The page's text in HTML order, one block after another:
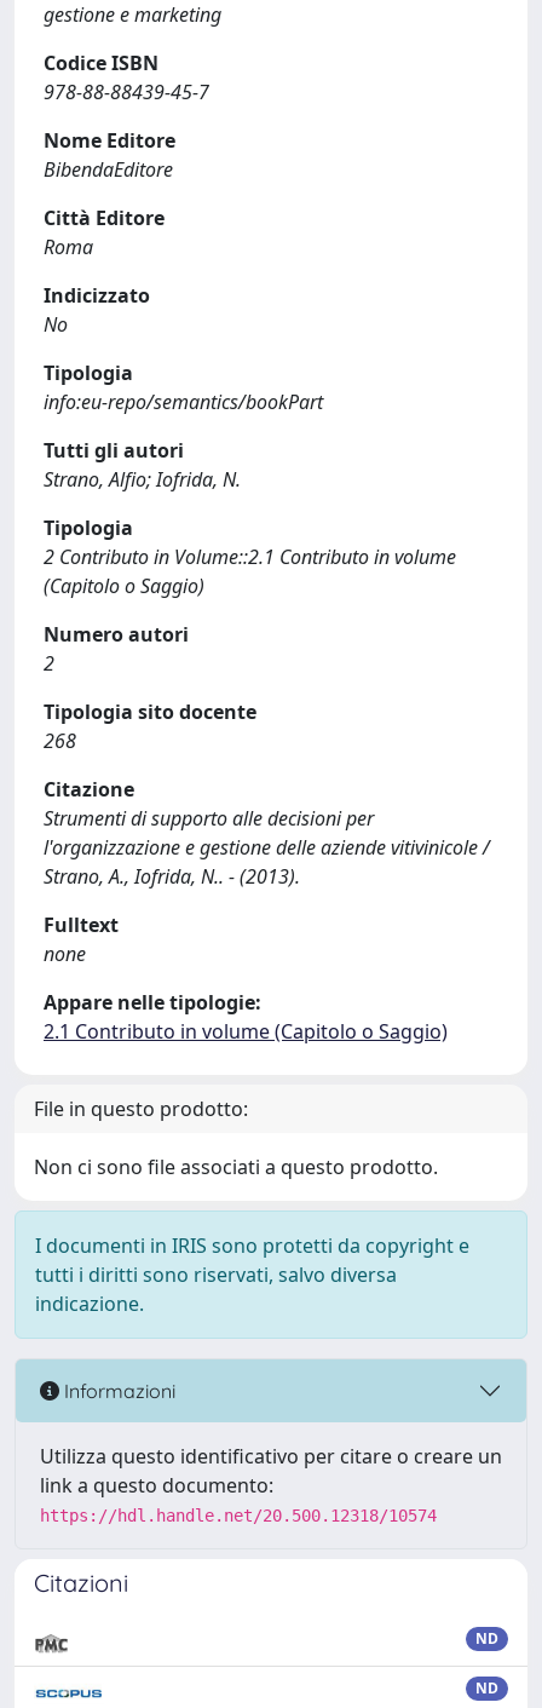
gestione e marketing
Codice ISBN
978-88-88439-45-7
Nome Editore
BibendaEditore
Città Editore
Roma
Indicizzato
No
Tipologia
info:eu-repo/semantics/bookPart
Tutti gli autori
Strano, Alfio; Iofrida, N.
Tipologia
2 Contributo in Volume::2.1 Contributo in volume
(Capitolo o Saggio)
Numero autori
2
Tipologia sito docente
268
Citazione
Strumenti di supporto alle decisioni per
l'organizzazione e gestione delle aziende vitivinicole /
Strano, A., Iofrida, N.. - (2013).
Fulltext
none
Appare nelle tipologie:
2.1 Contributo in volume (Capitolo o Saggio)
File in questo prodotto:
Non ci sono file associati a questo prodotto.
I documenti in IRIS sono protetti da copyright e
tutti i diritti sono riservati, salvo diversa
indicazione.
Informazioni
Utilizza questo identificativo per citare o creare un
link a questo documento:
https://hdl.handle.net/20.500.12318/10574
Citazioni
ND
ND